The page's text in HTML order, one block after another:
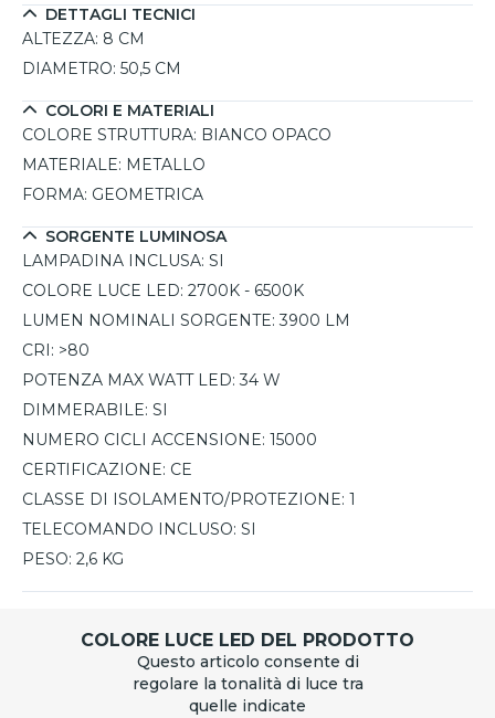
integrato da 34 W. Il telecomando incluso permette di
regolare intensità luminosa e temperatura colore da
2700K a 6500K, attivare la funzione luce notturna,
utilizzata.
DETTAGLI TECNICI
ALTEZZA: 8 CM
DIAMETRO: 50,5 CM
COLORI E MATERIALI
COLORE STRUTTURA: BIANCO OPACO
MATERIALE: METALLO
FORMA: GEOMETRICA
SORGENTE LUMINOSA
LAMPADINA INCLUSA: SI
COLORE LUCE LED: 2700K - 6500K
LUMEN NOMINALI SORGENTE: 3900 LM
CRI: >80
POTENZA MAX WATT LED: 34 W
DIMMERABILE: SI
NUMERO CICLI ACCENSIONE: 15000
CERTIFICAZIONE: CE
CLASSE DI ISOLAMENTO/PROTEZIONE: 1
TELECOMANDO INCLUSO: SI
PESO: 2,6 KG
COLORE LUCE LED DEL PRODOTTO
Questo articolo consente di
regolare la tonalità di luce tra
quelle indicate